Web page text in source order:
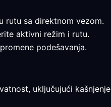
rutu sa direktnom vezom.
aktivni režim i rutu.
podešavanja.
uključujući